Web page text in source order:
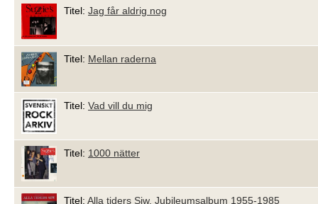
Titel: Jag får aldrig nog
Titel: Mellan raderna
Titel: Vad vill du mig
Titel: 1000 nätter
Titel: Alla tiders Siw. Jubileumsalbum 1955-1985